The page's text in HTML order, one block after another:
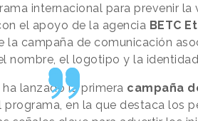
internacional para prevenir la
el apoyo de la agencia BETC
la campaña de comunicación
nombre, el logotipo y la
lanzado la primera campaña
programa, en la que destaca los